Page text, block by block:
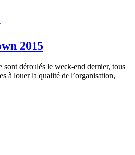
2015
déroulés le week-end dernier, tous
à louer la qualité de l’organisation,